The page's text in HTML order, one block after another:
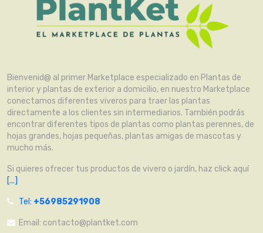
Bienvenid@ al primer Marketplace especializado en Plantas de
interior y plantas de exterior a domicilio, en nuestro Marketplace
conectamos diferentes viveros para traer las plantas
directamente a los clientes sin intermediarios. También podrás
encontrar diferentes tipos de plantas como plantas perennes, de
hojas grandes, hojas pequeñas, plantas amigas de mascotas y
mucho más.
Si quieres ofrecer tus productos de vivero o jardín, haz click aquí
[...]
Tel: +56985291908
Email: contacto@plantket.com